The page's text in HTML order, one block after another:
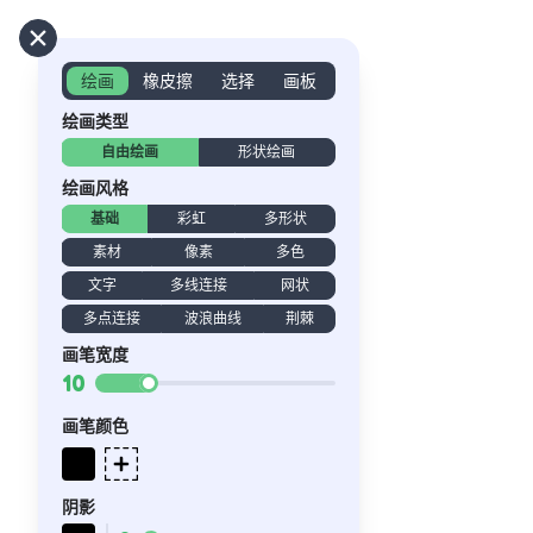
绘画 橡皮擦 选择
画板
绘画类型
自由绘画 形状绘画
绘画风格
基础 彩虹
多形状
素材
像素
多色
文字
多线连接
网状
多点连接
波浪曲线 荆棘
画笔宽度
10
画笔颜色
阴影